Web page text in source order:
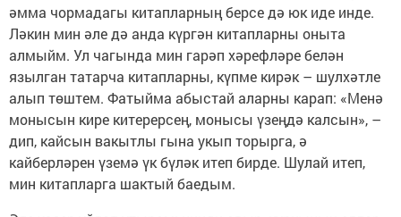
әмма чормадагы китапларның берсе дә юк иде инде.
Ләкин мин әле дә анда күргән китапларны оныта
алмыйм. Ул чагында мин гарәп хәрефләре белән
язылган татарча китапларны, күпме кирәк – шулхәтле
алып төштем. Фатыйма абыстай аларны карап: «Менә
монысын кире китерерсең, монысы үзеңдә калсын», –
дип, кайсын вакытлы гына укып торырга, ә
кайберләрен үземә үк бүләк итеп бирде. Шулай итеп,
мин китапларга шактый баедым.